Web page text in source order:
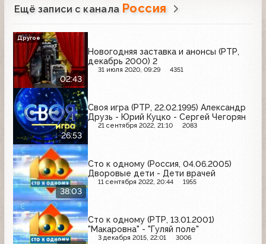
Ещё записи с канала Россия
02:43
Новогодняя заставка и анонсы (РТР,
декабрь 2000) 2
31 июля 2020, 09:29 4351
Другое
26:53
Своя игра (РТР, 22.02.1995) Александр
Друзь - Юрий Куцко - Сергей Чегорян
21 сентября 2022, 21:10 2083
38:03
Сто к одному (Россия, 04.06.2005)
Дворовые дети - Дети врачей
11 сентября 2022, 20:44 1955
Сто к одному (РТР, 13.01.2001)
"Макаровна" - "Гуляй поле"
3 декабря 2015, 22:01 3006